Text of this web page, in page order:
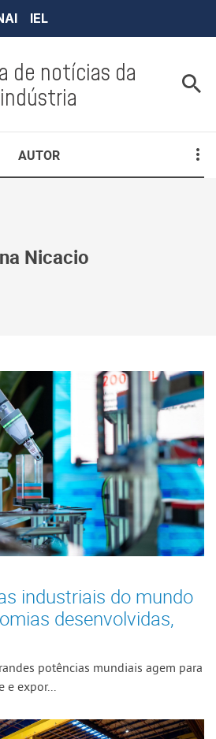
IEL
de notícias da
indústria
AUTOR
Nicacio
industriais do mundo
desenvolvidas,
potências mundiais agem para
expor...